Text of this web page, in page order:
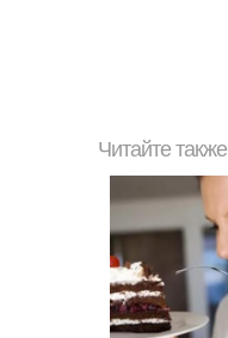
Читайте также